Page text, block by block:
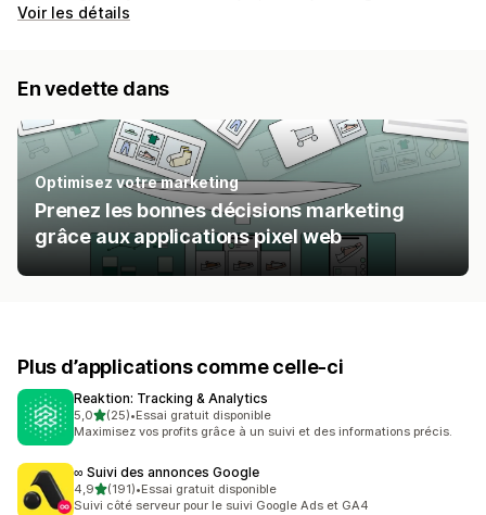
Voir les détails
En vedette dans
Optimisez votre marketing
Prenez les bonnes décisions marketing
grâce aux applications pixel web
Plus d’applications comme celle-ci
Reaktion: Tracking & Analytics
5,0étoile(s) sur 5
(25)
25 avis au total
•Essai gratuit disponible
Maximisez vos profits grâce à un suivi et des informations précis.
∞ Suivi des annonces Google
4,9étoile(s) sur 5
(191)
191 avis au total
•Essai gratuit disponible
Suivi côté serveur pour le suivi Google Ads et GA4